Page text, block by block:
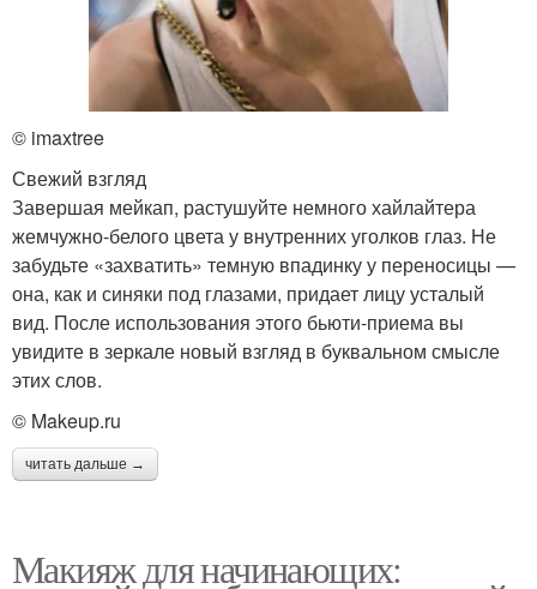
© imaxtree
Свежий взгляд
Завершая мейкап, растушуйте немного хайлайтера
жемчужно-белого цвета у внутренних уголков глаз. Не
забудьте «захватить» темную впадинку у переносицы —
она, как и синяки под глазами, придает лицу усталый
вид. После использования этого бьюти-приема вы
увидите в зеркале новый взгляд в буквальном смысле
этих слов.
© Makeup.ru
читать дальше →
Макияж для начинающих: